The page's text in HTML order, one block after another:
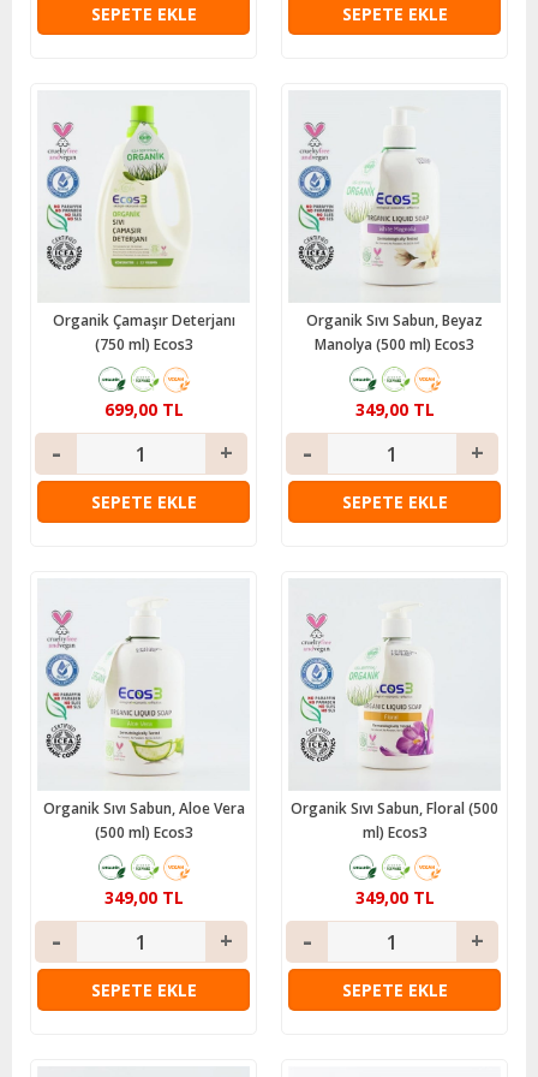
SEPETE EKLE SEPETE EKLE
Organik Çamaşır Deterjanı
(750 ml) Ecos3
699,00 TL
SEPETE EKLE
Organik Sıvı Sabun, Beyaz
Manolya (500 ml) Ecos3
349,00 TL
SEPETE EKLE
Organik Sıvı Sabun, Aloe Vera
(500 ml) Ecos3
349,00 TL
SEPETE EKLE
Organik Sıvı Sabun, Floral (500
ml) Ecos3
349,00 TL
SEPETE EKLE